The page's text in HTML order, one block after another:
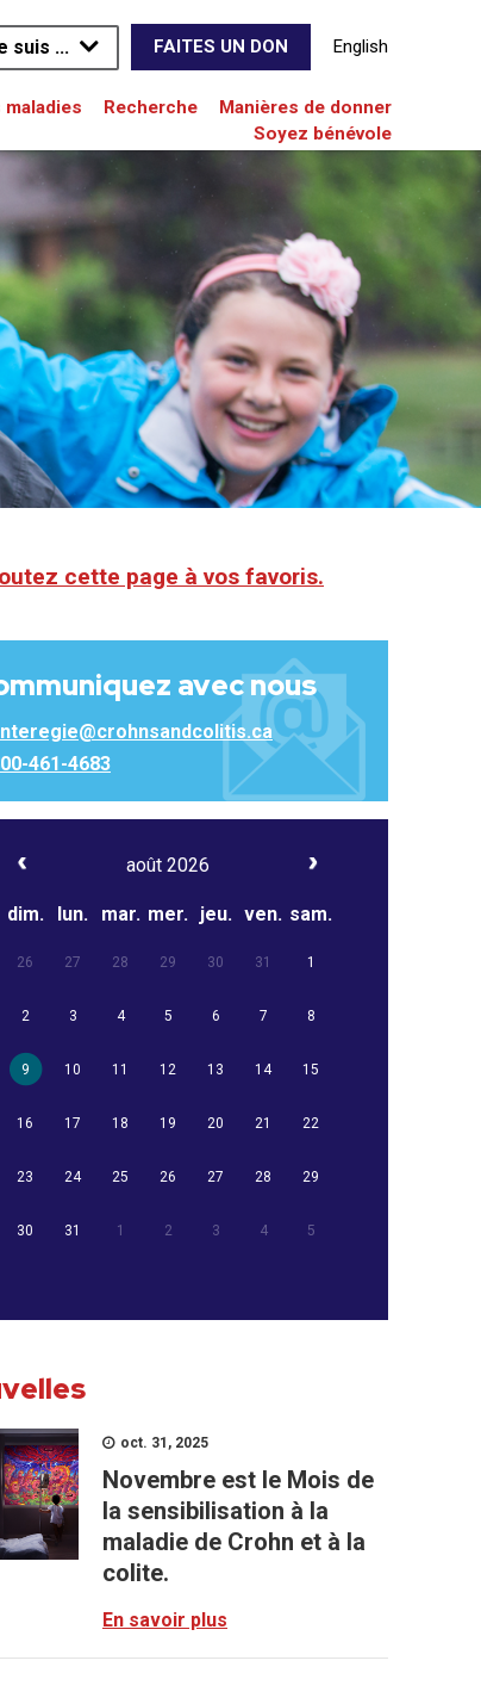
suis ... FAITES UN DON English
maladies Recherche
Manières de donner
Soyez bénévole
cette page à vos favoris.
avec nous
461-4683
août 2026
dim. lun. mar. mer. jeu. ven. sam.
26 27 28 29 30 31 1
2 3 4 5 6 7 8
9 10 11 12 13 14 15
16 17 18 19 20 21 22
23 24 25 26 27 28 29
30 31 1 2 3 4 5
oct. 31, 2025
Novembre est le Mois de
la sensibilisation à la
maladie de Crohn et à la
colite.
En savoir plus